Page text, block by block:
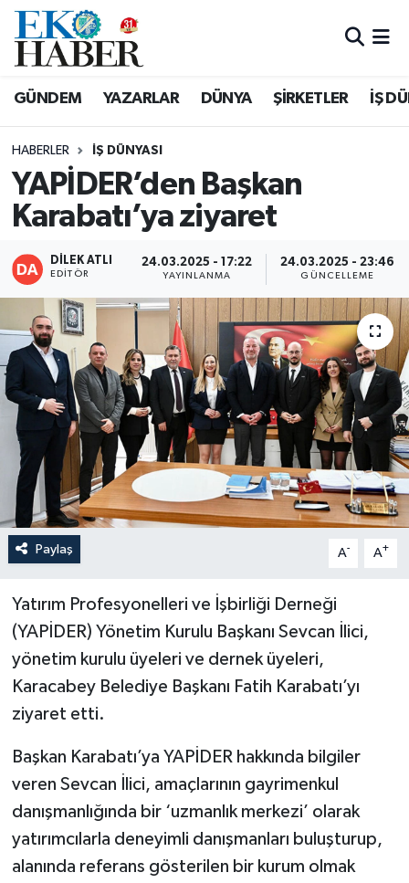
GÜNDEM YAZARLAR DÜNYA ŞİRKETLER İŞ
HABERLER İŞ DÜNYASI
YAPİDER’den Başkan
Karabatı’ya ziyaret
DİLEK ATLI
EDITÖR
24.03.2025 - 17:22
YAYINLANMA
24.03.2025 - 23:46
GÜNCELLEME
Paylaş A- A+
Yatırım Profesyonelleri ve İşbirliği Derneği
(YAPİDER) Yönetim Kurulu Başkanı Sevcan İlici,
yönetim kurulu üyeleri ve dernek üyeleri,
Karacabey Belediye Başkanı Fatih Karabatı’yı
ziyaret etti.
Başkan Karabatı’ya YAPİDER hakkında bilgiler
veren Sevcan İlici, amaçlarının gayrimenkul
danışmanlığında bir ‘uzmanlık merkezi’ olarak
yatırımcılarla deneyimli danışmanları buluşturup,
alanında referans gösterilen bir kurum olmak
Hava Durumu
Süper Lig Puan Durumu ve Fikstür
Tüm Manşetler
Son Dakika Haberleri
Haber Arşivi